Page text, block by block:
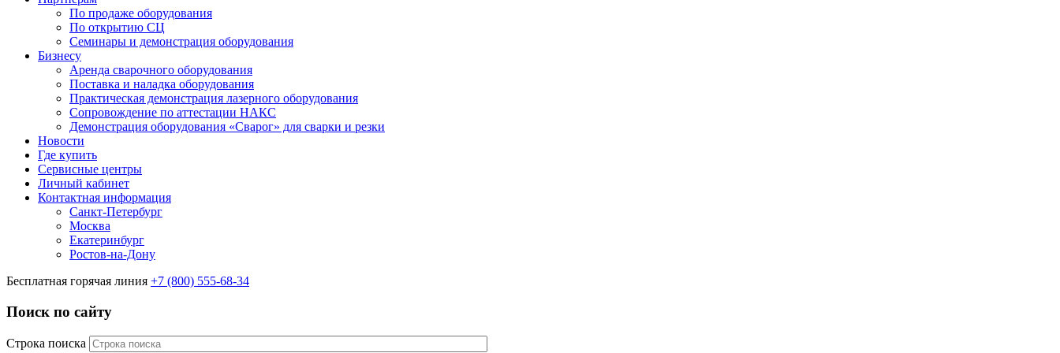
По продаже оборудования
По открытию СЦ
Семинары и демонстрация оборудования
Бизнесу
Аренда сварочного оборудования
Поставка и наладка оборудования
Практическая демонстрация лазерного оборудования
Сопровождение по аттестации НАКС
Демонстрация оборудования «Сварог» для сварки и резки
Новости
Где купить
Сервисные центры
Личный кабинет
Контактная информация
Санкт-Петербург
Москва
Екатеринбург
Ростов-на-Дону
Бесплатная горячая линия +7 (800) 555-68-34
Поиск по сайту
Строка поиска